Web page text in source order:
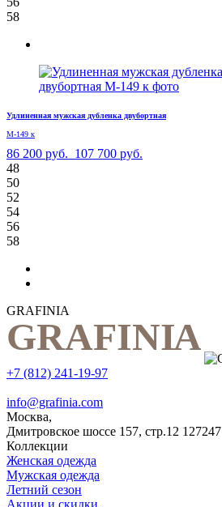
58
Удлиненная мужская дубленка двубортная
М-149 к
86 200 руб. 107 700 руб.
48
50
52
54
56
58
GRAFINIA
+7 (812) 241-19-97
info@grafinia.com
Москва,
Дмитровское шоссе 157, стр.12 127247
Коллекции
Женская одежда
Мужская одежда
Летний сезон
Акции и скидки